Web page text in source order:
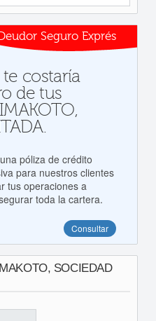
Seguro Exprés
costaría
de tus
póliza de crédito
para nuestros clientes
tus operaciones a
toda la cartera.
Consultar
SOCIEDAD